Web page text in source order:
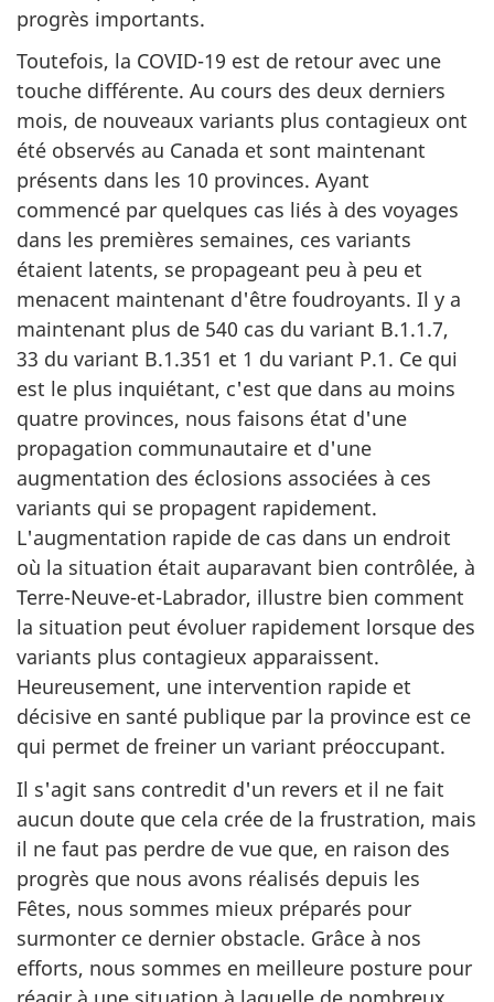
progrès importants.
Toutefois, la COVID-19 est de retour avec une
touche différente. Au cours des deux derniers
mois, de nouveaux variants plus contagieux ont
été observés au Canada et sont maintenant
présents dans les 10 provinces. Ayant
commencé par quelques cas liés à des voyages
dans les premières semaines, ces variants
étaient latents, se propageant peu à peu et
menacent maintenant d'être foudroyants. Il y a
maintenant plus de 540 cas du variant B.1.1.7,
33 du variant B.1.351 et 1 du variant P.1. Ce qui
est le plus inquiétant, c'est que dans au moins
quatre provinces, nous faisons état d'une
propagation communautaire et d'une
augmentation des éclosions associées à ces
variants qui se propagent rapidement.
L'augmentation rapide de cas dans un endroit
où la situation était auparavant bien contrôlée, à
Terre-Neuve-et-Labrador, illustre bien comment
la situation peut évoluer rapidement lorsque des
variants plus contagieux apparaissent.
Heureusement, une intervention rapide et
décisive en santé publique par la province est ce
qui permet de freiner un variant préoccupant.
Il s'agit sans contredit d'un revers et il ne fait
aucun doute que cela crée de la frustration, mais
il ne faut pas perdre de vue que, en raison des
progrès que nous avons réalisés depuis les
Fêtes, nous sommes mieux préparés pour
surmonter ce dernier obstacle. Grâce à nos
efforts, nous sommes en meilleure posture pour